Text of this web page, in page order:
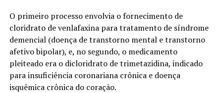
O primeiro processo envolvia o fornecimento de
cloridrato de venlafaxina para tratamento de síndrome
demencial (doença de transtorno mental e transtorno
afetivo bipolar), e, no segundo, o medicamento
pleiteado era o dicloridrato de trimetazidina, indicado
para insuficiência coronariana crônica e doença
isquêmica crônica do coração.